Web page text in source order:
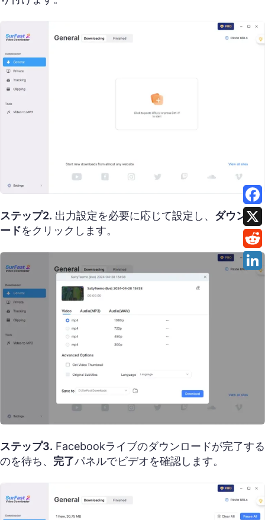
ステップ2. 出力設定を必要に応じて設定し、 ダウンロ
ードをクリックします。
ステップ3. Facebookライブのダウンロードが完了する
のを待ち、 完了パネルでビデオを確認します。